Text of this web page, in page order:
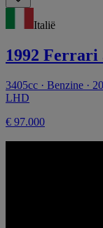
Italië
1992 Ferrari
3405cc · Benzine ·
LHD
€ 97.000